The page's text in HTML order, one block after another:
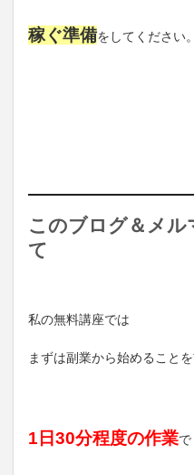
稼ぐ準備をしてください。
このブログ＆メ
て
私の無料講座では
まずは副業から始めること
1日30分程度の作業で